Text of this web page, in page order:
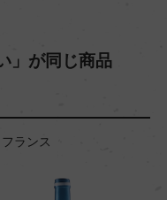
」が同じ商品
フランス